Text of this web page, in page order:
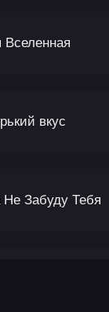
вкус
Не Забуду Тебя